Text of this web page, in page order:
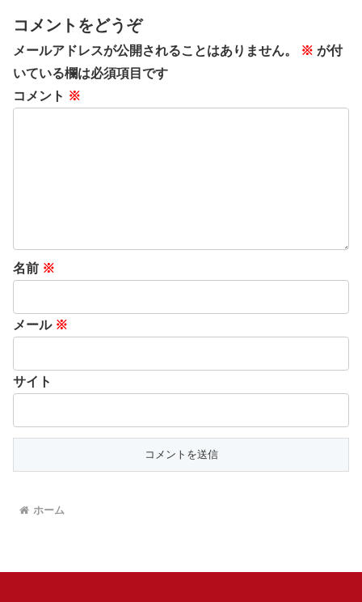
コメントをどうぞ
メールアドレスが公開されることはありません。 ※ が付
いている欄は必須項目です
コメント ※
名前 ※
メール ※
サイト
ホーム